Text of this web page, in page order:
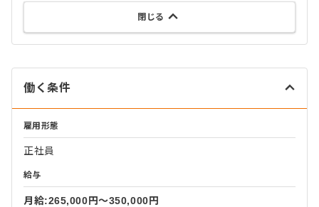
閉じる
働く条件
雇用形態
正社員
給与
月給:265,000円〜350,000円